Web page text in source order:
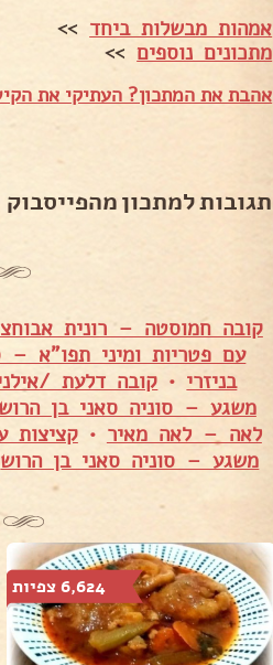
אמהות מבשלות ביחד >>
מתכונים נוספים>>
אהבת את המתכון? העתיקי את
תגובות למתכון מהפייסבוק
קובה חמוסטה – רונית
עם פטריות ומיני תפו"א –
בניזרי • קובה דלעת /
משגע – סוניה סאני בן הרוש
לאה – לאה מאיר •קציצות
משגע – סוניה סאני בן הרוש
6,624 צפיות